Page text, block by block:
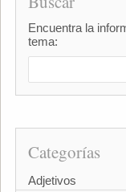
Encuentra la
tema:
Categorías
Adjetivos